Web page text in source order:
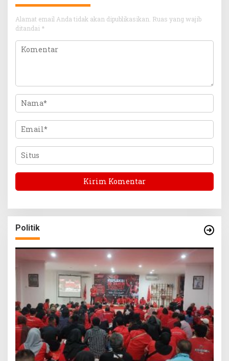
Alamat email Anda tidak akan dipublikasikan. Ruas yang wajib
ditandai *
Politik